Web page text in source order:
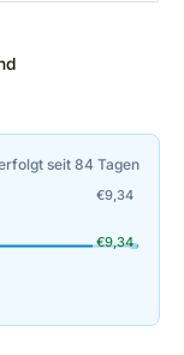
seit 84 Tagen
€9,34
€9,34